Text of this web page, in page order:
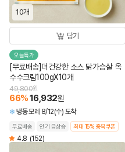
10개
담기
오늘특가
[무료배송]더건강한 소스 닭가슴살 옥
수수크림100gX10개
49,800원
66%16,932원
냉동모레 8/12(수) 도착
무료배송 인기 급상승 최대 15% 중복쿠폰
4.8 (152)